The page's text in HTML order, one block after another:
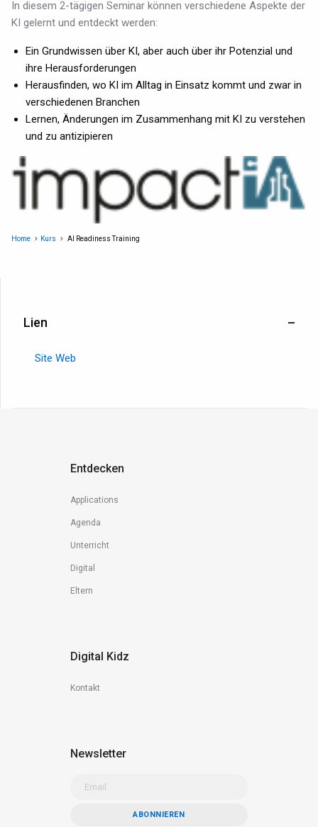
In diesem 2-tägigen Seminar können verschiedene Aspekte der
KI gelernt und entdeckt werden:
Ein Grundwissen über KI, aber auch über ihr Potenzial und
ihre Herausforderungen
Herausfinden, wo KI im Alltag in Einsatz kommt und zwar in
verschiedenen Branchen
Lernen, Änderungen im Zusammenhang mit KI zu verstehen
und zu antizipieren
Home Kurs AI Readiness Training
Lien
Site Web
Entdecken
Applications
Agenda
Unterricht
Digital
Eltern
Digital Kidz
Kontakt
Newsletter